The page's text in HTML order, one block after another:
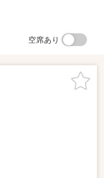
空席あり